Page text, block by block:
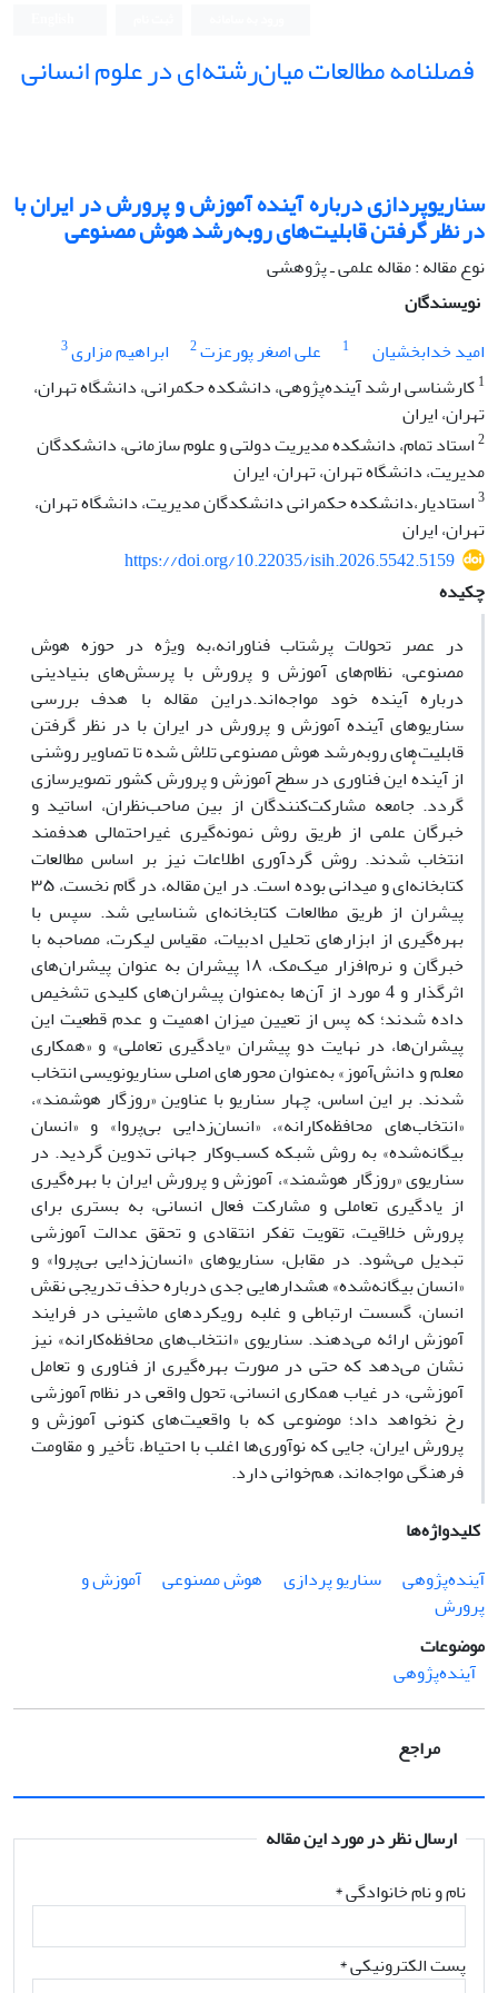
فصلنامه مطالعات میان‌رشته‌ای در علوم انسانی
سناریوپردازی درباره آینده آموزش و پرورش در ایران با
در نظر گرفتن قابلیت‌های رو‌به‌رشد هوش مصنوعی
نوع مقاله : مقاله علمی ـ پژوهشی
نویسندگان
امید خدابخشیان
1 علی اصغر پورعزت2 ابراهیم مزاری3
1کارشناسی ارشد آینده‌پژوهی، دانشکده حکمرانی، دانشگاه تهران،
تهران، ایران
2استاد تمام، دانشکده مدیریت دولتی و علوم سازمانی، دانشکدگان
مدیریت، دانشگاه تهران، تهران، ایران
3استادیار،دانشکده حکمرانی دانشکدگان مدیریت، دانشگاه تهران،
تهران، ایران
https://doi.org/10.22035/isih.2026.5542.5159
چکیده
در عصر تحولات پرشتاب فناورانه،به ویژه در حوزه هوش
مصنوعی، نظام‌های آموزش و پرورش با پرسش‌های بنیادینی
درباره آینده خود مواجه‌اند.دراین مقاله با هدف بررسی
سناریوهای آینده آموزش و پرورش در ایران با در نظر گرفتن
قابلیت‌های رو‌به‌رشد هوش مصنوعی تلاش شده تا تصاویر روشنی
از آیندهٔ این فناوری در سطح آموزش و پرورش کشور تصویرسازی
گردد. جامعه مشارکت‌کنندگان از بین صاحب‌نظران، اساتید و
خبرگان علمی ‌از طریق روش نمونه‌گیری غیراحتمالی هدفمند
انتخاب شدند. روش گردآوری اطلاعات نیز بر اساس مطالعات
کتابخانه‌ای و میدانی بوده است. در این مقاله، در گام نخست، ۳۵
پیشران از طریق مطالعات کتابخانه‌ای شناسایی شد. سپس با
بهره‌گیری از ابزارهای تحلیل ادبیات، مقیاس لیکرت، مصاحبه با
خبرگان و نرم‌افزار میک‌مک، ۱۸ پیشران به عنوان پیشران‌های
اثرگذار و 4 مورد از آن‌ها به‌عنوان پیشران‌های کلیدی تشخیص
داده شدند؛ که پس از تعیین میزان اهمیت و عدم قطعیت این
پیشران‌ها، در نهایت دو پیشران «یادگیری تعاملی» و «همکاری
معلم و دانش‌آموز» به‌عنوان محورهای اصلی سناریونویسی انتخاب
شدند. بر این اساس، چهار سناریو با عناوین «روزگار هوشمند»،
«انتخاب‌های محافظه‌کارانه»، «انسان‌زدایی بی‌پروا» و «انسان
بیگانه‌شده» به روش شبکه کسب‌وکار جهانی تدوین گردید. در
سناریوی «روزگار هوشمند»، آموزش و پرورش ایران با بهره‌گیری
از یادگیری تعاملی و مشارکت فعال انسانی، به بستری برای
پرورش خلاقیت، تقویت تفکر انتقادی و تحقق عدالت آموزشی
تبدیل می‌شود. در مقابل، سناریوهای «انسان‌زدایی بی‌پروا» و
«انسان بیگانه‌شده» هشدارهایی جدی درباره حذف تدریجی نقش
انسان، گسست ارتباطی و غلبه رویکردهای ماشینی در فرایند
آموزش ارائه می‌دهند. سناریوی «انتخاب‌های محافظه‌کارانه» نیز
نشان می‌دهد که حتی در صورت بهره‌گیری از فناوری و تعامل
آموزشی، در غیاب همکاری انسانی، تحول واقعی در نظام آموزشی
رخ نخواهد داد؛ موضوعی که با واقعیت‌های کنونی آموزش و
پرورش ایران، جایی که نوآوری‌ها اغلب با احتیاط، تأخیر و مقاومت
فرهنگی مواجه‌اند، هم‌خوانی دارد.
کلیدواژه‌ها
آینده‌پژوهی
سناریو پردازی هوش مصنوعی
آموزش و
پرورش
موضوعات
آینده‌پژوهی
مراجع
ارسال نظر در مورد این مقاله
نام و نام خانوادگی*
پست الکترونیکی*